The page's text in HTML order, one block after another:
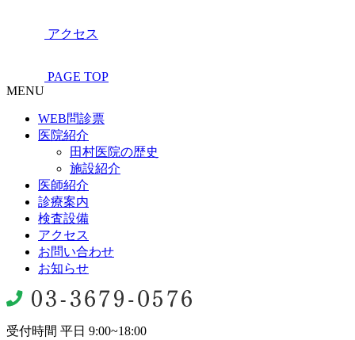
アクセス
PAGE TOP
MENU
WEB問診票
医院紹介
田村医院の歴史
施設紹介
医師紹介
診療案内
検査設備
アクセス
お問い合わせ
お知らせ
受付時間 平日 9:00~18:00